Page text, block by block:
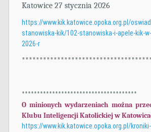
Katowice 27 stycznia 2026
https://www.kik.katowice.opoka.org.pl/
stanowiska-kik/102-stanowiska-i-apele-kik-
2026-r
**************************************
O minionych wydarzeniach można
Klubu Inteligencji Katolickiej w
https://www.kik.katowice.opoka.org.pl/